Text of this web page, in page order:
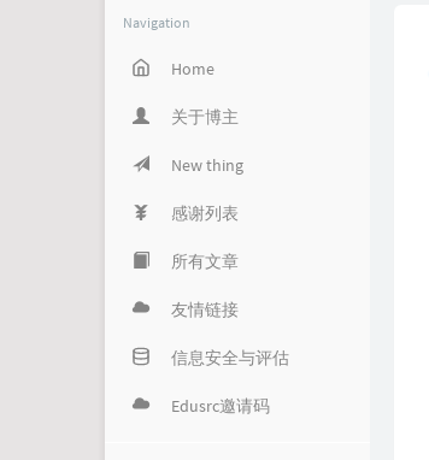
Navigation
Home
关于博主
New thing
感谢列表
所有文章
友情链接
信息安全与评估
Edusrc邀请码